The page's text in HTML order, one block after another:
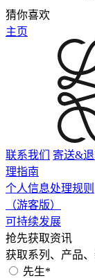
猜你喜欢
主页
联系我们 寄送&
理指南
个人信息处理规则
（游客版）
可持续发展
抢先获取资讯
获取系列、产品
先生*